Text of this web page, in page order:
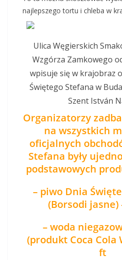
najlepszego tortu i chleba w
Ulica Węgierskich
Wzgórza Zamkowego
wpisuje się w krajobraz
Świętego Stefana w
Szent István
Organizatorzy
na wszystkich
oficjalnych
Stefana były
podstawowych
– piwo Dnia
(Borsodi jasne)
– woda
(produkt Coca Cola
ft